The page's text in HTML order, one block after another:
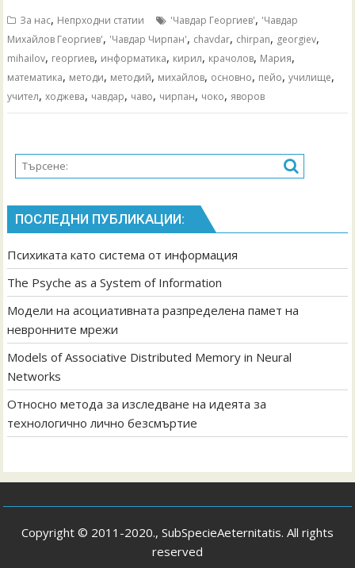
За нас, Непрходни статии 'Чавдар Георгиев', 'Чавдар
Михайлов Георгиев', 'Чавдар Чирпан', chavdar, chirpan, georgiev,
mihailov, георгиев, информатика, кирил, крачолов, Мария,
математика, методи, методий, михайлов, основно, пейо,училище,
учител,ходжева, чавдар, чаво, чирпан, чоко, яворов
ПОСЛЕДНИ ПУБЛИКАЦИИ:
Психиката като система от информация
The Psyche as a System of Information
Модели на асоциативната разпределена памет на
невронните мрежи
Models of Associative Distributed Memory in Neural
Networks
Относно метода за изследване на идеята за
технологично лично безсмъртие
Copyright © 2011-2020., SubSpecieAeternitatis. All rights
reserved